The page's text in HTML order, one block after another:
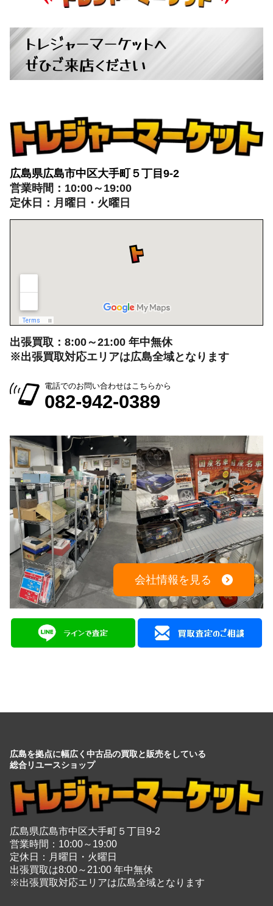
広島県広島市中区大手町５丁目9-2
営業時間：10:00～19:00
定休日：月曜日・火曜日
出張買取：8:00～21:00 年中無休
※出張買取対応エリアは広島全域となります
電話でのお問い合わせはこちらから
082-942-0389
会社情報を見る
広島を拠点に幅広く中古品の買取と販売をしている
総合リユースショップ
電話でのお問い合わせはこちらから
082-942-0389
・買取商品情報
家電 ＋
玩具 ＋
時計 ＋